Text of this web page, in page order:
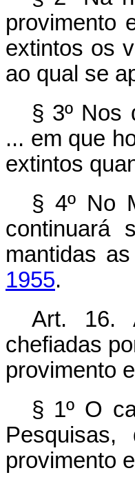
provimento
extintos os
ao qual se
§ 3º Nos
... em que
extintos
§ 4º No
continuará
mantidas
1955.
Art. 16.
chefiadas
provimento
§ 1º O
provimento